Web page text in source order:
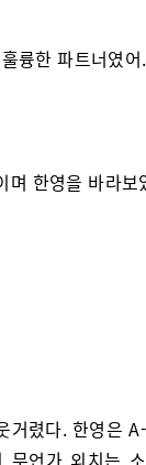
륭한 파트너였어.
며 한영을 바라보
거렸다. 한영은
무언가 외치는